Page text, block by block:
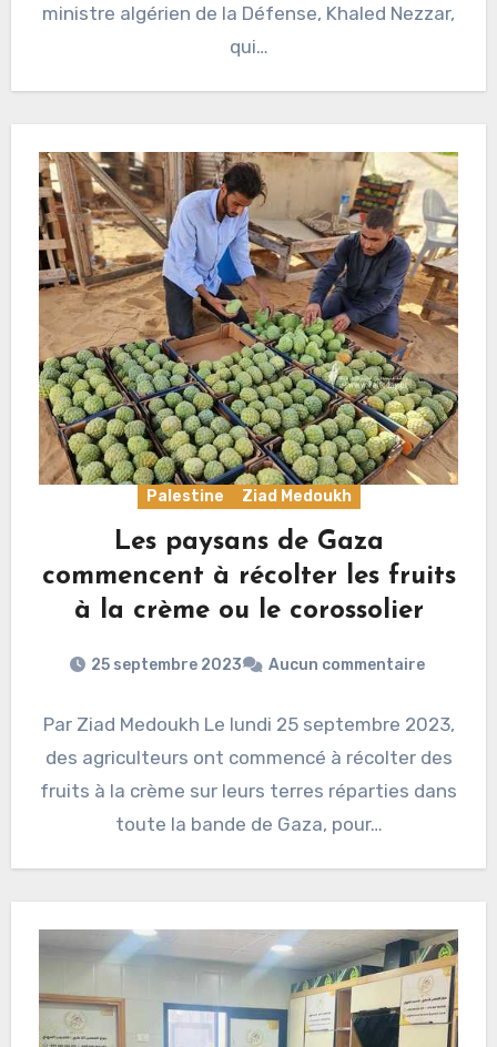
ministre algérien de la Défense, Khaled Nezzar,
qui…
Palestine Ziad Medoukh
Les paysans de Gaza
commencent à récolter les fruits
à la crème ou le corossolier
25 septembre 2023 Aucun commentaire
Par Ziad Medoukh Le lundi 25 septembre 2023,
des agriculteurs ont commencé à récolter des
fruits à la crème sur leurs terres réparties dans
toute la bande de Gaza, pour…